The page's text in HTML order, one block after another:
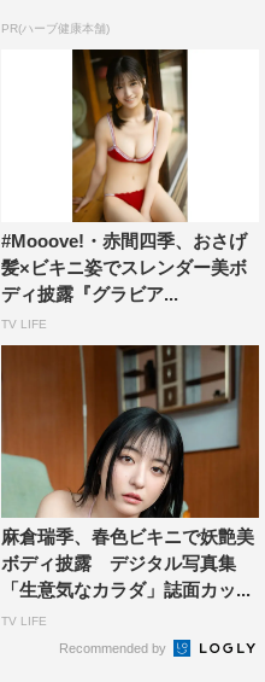
PR(ハーブ健康本舗)
#Mooove!・赤間四季、おさげ
髪×ビキニ姿でスレンダー美ボ
ディ披露『グラビア...
TV LIFE
麻倉瑞季、春色ビキニで妖艶美
ボディ披露 デジタル写真集
「生意気なカラダ」誌面カッ...
TV LIFE
Recommended by